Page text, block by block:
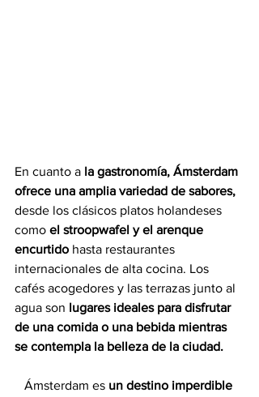
En cuanto a la gastronomía, Ámsterdam
ofrece una amplia variedad de sabores,
desde los clásicos platos holandeses
como el stroopwafel y el arenque
encurtido hasta restaurantes
internacionales de alta cocina. Los
cafés acogedores y las terrazas junto al
agua son lugares ideales para disfrutar
de una comida o una bebida mientras
se contempla la belleza de la ciudad.
Ámsterdam es un destino imperdible